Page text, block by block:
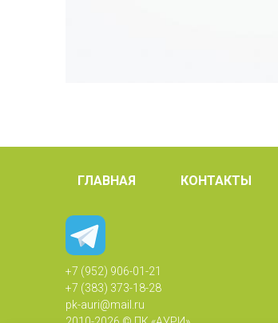
ГЛАВНАЯ КОНТАКТЫ
+7 (952) 906-01-21
+7 (383) 373-18-28
pk-auri@mail.ru